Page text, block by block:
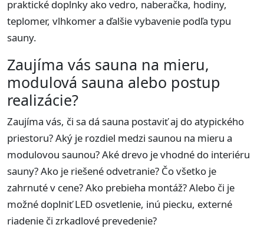
praktické doplnky ako vedro, naberačka, hodiny,
teplomer, vlhkomer a ďalšie vybavenie podľa typu
sauny.
Zaujíma vás sauna na mieru,
modulová sauna alebo postup
realizácie?
Zaujíma vás, či sa dá sauna postaviť aj do atypického
priestoru? Aký je rozdiel medzi saunou na mieru a
modulovou saunou? Aké drevo je vhodné do interiéru
sauny? Ako je riešené odvetranie? Čo všetko je
zahrnuté v cene? Ako prebieha montáž? Alebo či je
možné doplniť LED osvetlenie, inú piecku, externé
riadenie či zrkadlové prevedenie?